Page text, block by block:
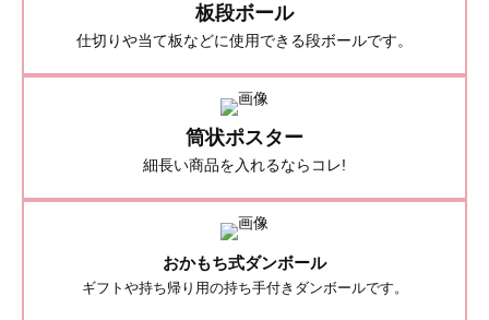
板段ボール
仕切りや当て板などに使用できる段ボールです。
筒状ポスター
細長い商品を入れるならコレ!
おかもち式ダンボール
ギフトや持ち帰り用の持ち手付きダンボールです。